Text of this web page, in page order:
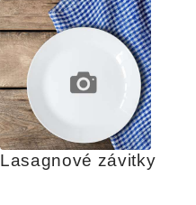
Lasagnové závitky